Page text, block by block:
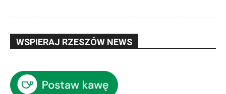
WSPIERAJ RZESZÓW NEWS